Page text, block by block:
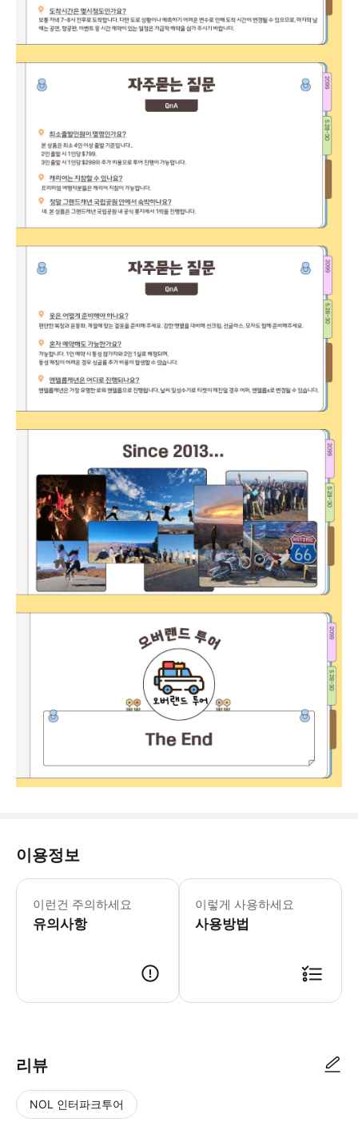
이용정보
이런건 주의하세요
유의사항
✔ 픽업 및 드롭: 1팀당 지정된 호텔에
이렇게 사용하세요
사용방법
리뷰
NOL 인터파크투어